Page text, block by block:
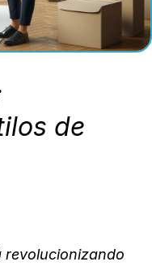
de
revolucionizando